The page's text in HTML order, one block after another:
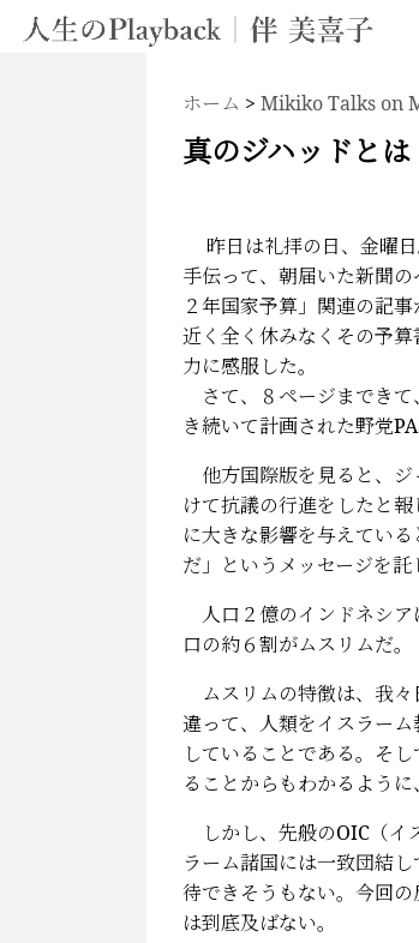
ホーム > Mikiko Talks on
真のジハッドと
昨日は礼拝の日、金曜日
手伝って、朝届いた新聞
２年国家予算」関連の記
近く全く休みなくその予
力に感服した。
さて、８ページまできて
き続いて計画された野党
他方国際版を見ると、ジ
けて抗議の行進をしたと
に大きな影響を与えてい
だ」というメッセージを託
人口２億のインドネシア
口の約６割がムスリムだ。
ムスリムの特徴は、我々
違って、人類をイスラー
していることである。そ
ることからもわかるよう
しかし、先般のOIC（イ
ラーム諸国には一致団結
待できそうもない。今回
は到底及ばない。